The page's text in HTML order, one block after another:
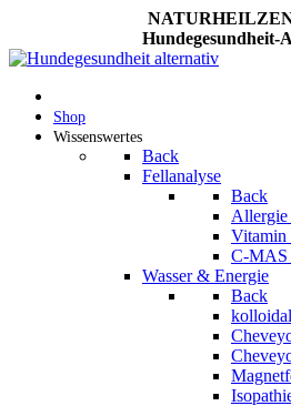
Hundegesundheit-
Shop
Wissenswertes
Back
Fellanalyse
Back
Vitamin
C-MAS
Wasser & Energie
Back